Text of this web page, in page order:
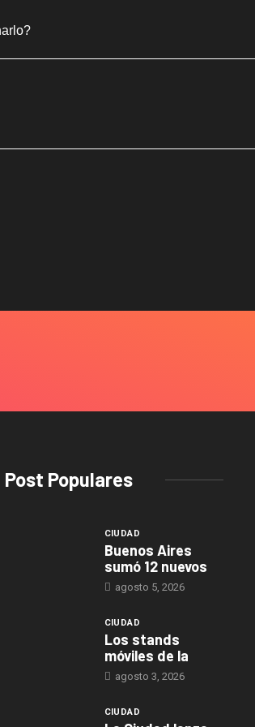
Post Populares
CIUDAD
Buenos Aires
sumó 12 nuevos
agosto 5, 2026
CIUDAD
Los stands
móviles de la
agosto 3, 2026
CIUDAD